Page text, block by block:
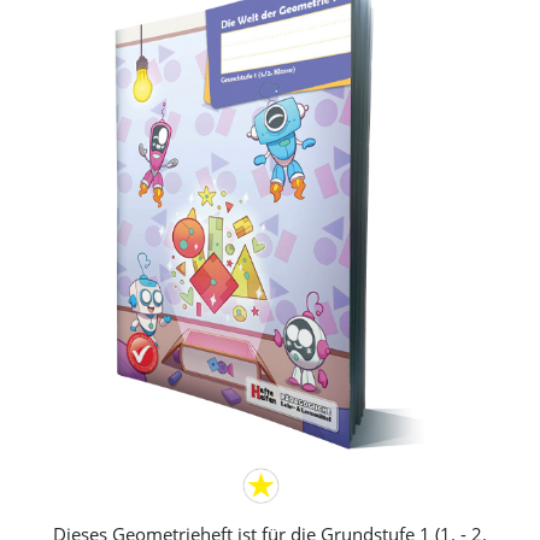
Dieses Geometrieheft ist für die Grundstufe 1 (1. - 2.